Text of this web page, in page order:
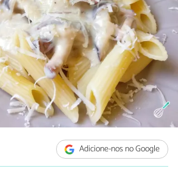
Adicione-nos no Google